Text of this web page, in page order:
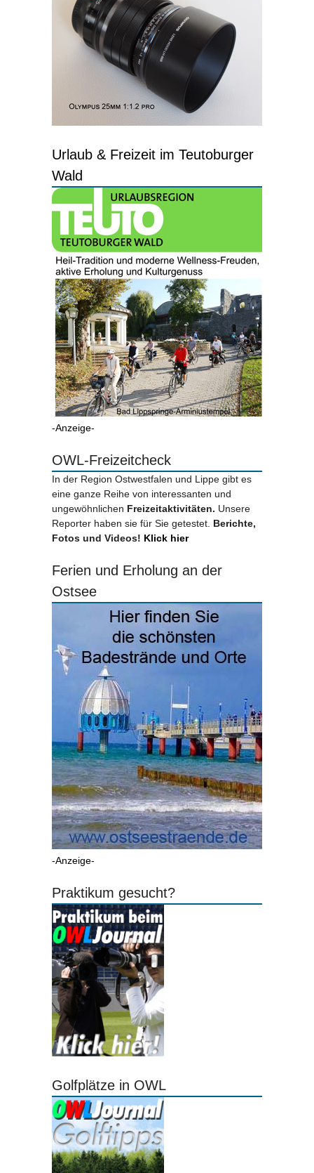
Urlaub & Freizeit im Teutoburger
Wald
-Anzeige-
OWL-Freizeitcheck
In der Region Ostwestfalen und Lippe gibt es
eine ganze Reihe von interessanten und
ungewöhnlichen Freizeitaktivitäten. Unsere
Reporter haben sie für Sie getestet. Berichte,
Fotos und Videos! Klick hier
Ferien und Erholung an der
Ostsee
-Anzeige-
Praktikum gesucht?
Golfplätze in OWL